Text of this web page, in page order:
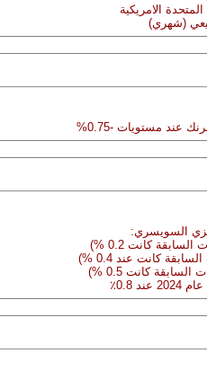
عند مستويات -0.75%
السويسري:
0.8٪